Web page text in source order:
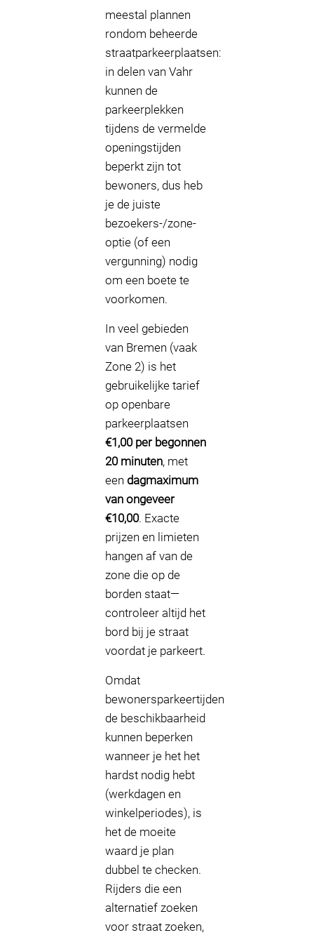
meestal plannen
rondom beheerde
straatparkeerplaatsen:
in delen van Vahr
kunnen de
parkeerplekken
tijdens de vermelde
openingstijden
beperkt zijn tot
bewoners, dus heb
je de juiste
bezoekers-/zone-
optie (of een
vergunning) nodig
om een boete te
voorkomen.
In veel gebieden
van Bremen (vaak
Zone 2) is het
gebruikelijke tarief
op openbare
parkeerplaatsen
€1,00 per begonnen
20 minuten, met
een dagmaximum
van ongeveer
€10,00. Exacte
prijzen en limieten
hangen af van de
zone die op de
borden staat—
controleer altijd het
bord bij je straat
voordat je parkeert.
Omdat
bewonersparkeertijden
de beschikbaarheid
kunnen beperken
wanneer je het het
hardst nodig hebt
(werkdagen en
winkelperiodes), is
het de moeite
waard je plan
dubbel te checken.
Rijders die een
alternatief zoeken
voor straat zoeken,